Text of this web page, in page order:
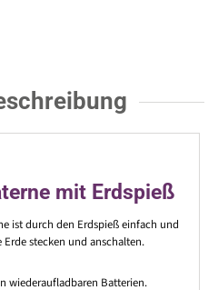
mit Erdspieß
ist durch den Erdspieß einfach und
stecken und anschalten.
wiederaufladbaren Batterien.